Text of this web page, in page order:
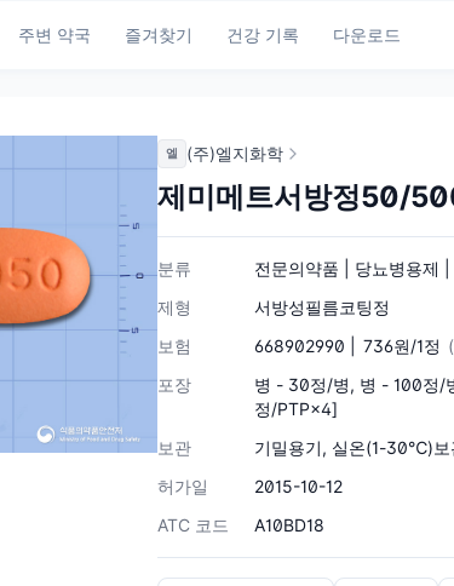
주변 약국 즐겨찾기 건강 기록 다운로드
엘 (주)엘지화학
제미메트서방정50/
분류
전문의약품 | 당뇨병용제
제형
서방성필름코팅정
보험
668902990 | 736원/1정
포장
병 - 30정/병, 병 - 100정/
정/PTP×4]
보관
기밀용기, 실온(1-30℃)보
허가일
2015-10-12
ATC 코드
A10BD18